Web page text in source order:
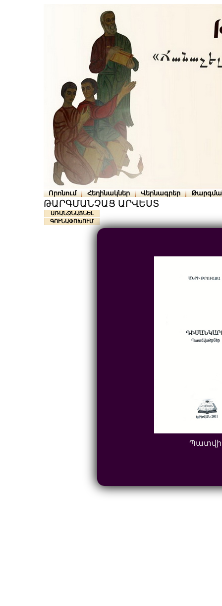
Որոնում Հեղինակներ Վերնագրեր
ԹԱՐԳՄԱՆՉԱՑ ԱՐՎԵՍՏ
ԱՌԱՆՁՆԱՑՆԵԼ
ԳՈՒՆԱՓՈԽՈՒՄ